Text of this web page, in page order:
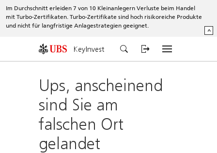
Im Durchschnitt erleiden 7 von 10 Kleinanlegern Verluste beim Handel
mit Turbo-Zertifikaten. Turbo-Zertifikate sind hoch risikoreiche Produkte
und nicht für langfristige Anlagestrategien geeignet.
^
KeyInvest
Ups, anscheinend
sind Sie am
falschen Ort
gelandet